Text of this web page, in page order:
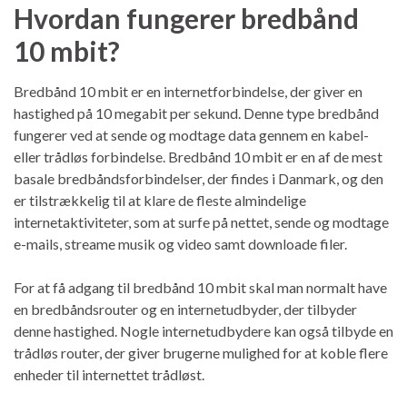
Hvordan fungerer bredbånd
10 mbit?
Bredbånd 10 mbit er en internetforbindelse, der giver en
hastighed på 10 megabit per sekund. Denne type bredbånd
fungerer ved at sende og modtage data gennem en kabel-
eller trådløs forbindelse. Bredbånd 10 mbit er en af de mest
basale bredbåndsforbindelser, der findes i Danmark, og den
er tilstrækkelig til at klare de fleste almindelige
internetaktiviteter, som at surfe på nettet, sende og modtage
e-mails, streame musik og video samt downloade filer.
For at få adgang til bredbånd 10 mbit skal man normalt have
en bredbåndsrouter og en internetudbyder, der tilbyder
denne hastighed. Nogle internetudbydere kan også tilbyde en
trådløs router, der giver brugerne mulighed for at koble flere
enheder til internettet trådløst.